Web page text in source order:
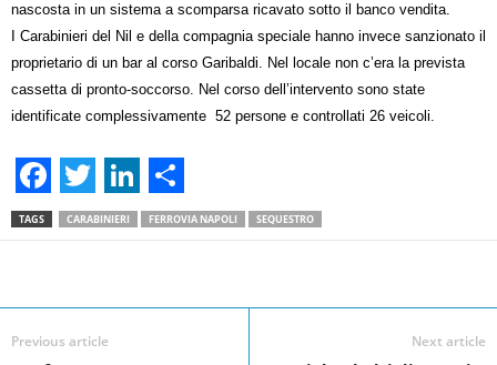
nascosta in un sistema a scomparsa ricavato sotto il banco vendita.
I Carabinieri del Nil e della compagnia speciale hanno invece sanzionato il
proprietario di un bar al corso Garibaldi. Nel locale non c’era la prevista
cassetta di pronto-soccorso. Nel corso dell’intervento sono state
identificate complessivamente 52 persone e controllati 26 veicoli.
F
a
e
b
T
w
t
t
L
i
k
e
S
h
r
TAGS CARABINIERI FERROVIA NAPOLI SEQUESTRO
Previous article Next article